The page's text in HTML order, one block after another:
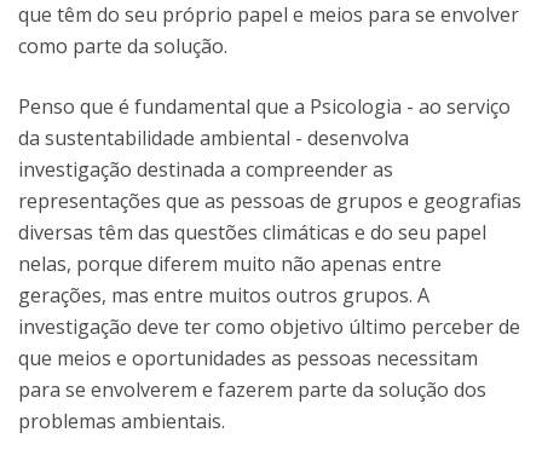
que têm do seu próprio papel e meios para se envolver
como parte da solução.
Penso que é fundamental que a Psicologia - ao serviço
da sustentabilidade ambiental - desenvolva
investigação destinada a compreender as
representações que as pessoas de grupos e geografias
diversas têm das questões climáticas e do seu papel
nelas, porque diferem muito não apenas entre
gerações, mas entre muitos outros grupos. A
investigação deve ter como objetivo último perceber de
que meios e oportunidades as pessoas necessitam
para se envolverem e fazerem parte da solução dos
problemas ambientais.